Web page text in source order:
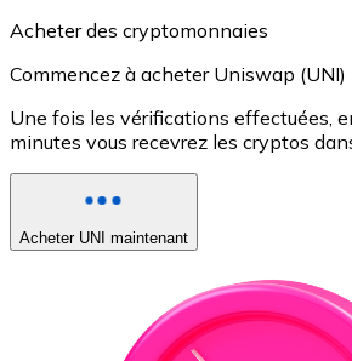
Acheter des cryptomonnaies
Commencez à acheter Uniswap (UNI)
Une fois les vérifications effectuées,
minutes vous recevrez les cryptos
Acheter UNI maintenant